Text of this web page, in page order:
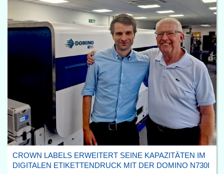
CROWN LABELS ERWEITERT SEINE KAPAZITÄTEN IM
DIGITALEN ETIKETTENDRUCK MIT DER DOMINO N730I